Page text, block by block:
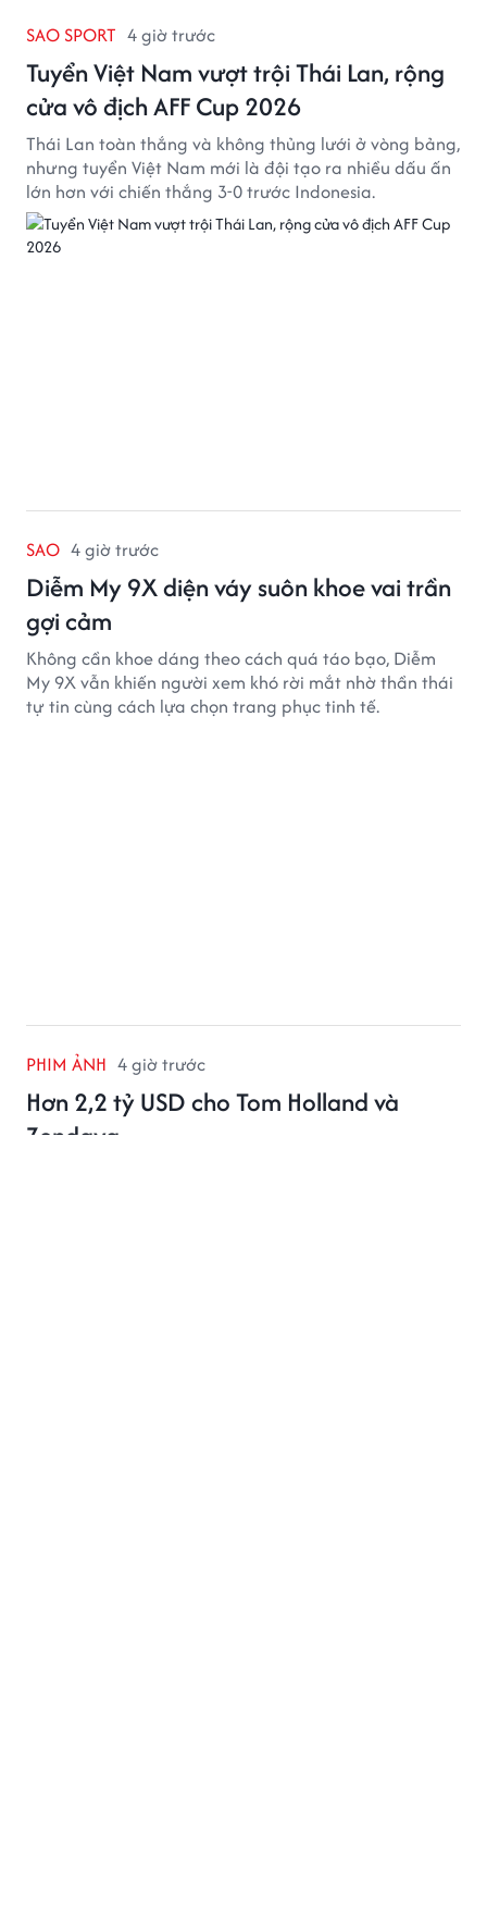
SAO SPORT 4 giờ trước
Tuyển Việt Nam vượt trội Thái Lan, rộng
cửa vô địch AFF Cup 2026
Thái Lan toàn thắng và không thủng lưới ở vòng bảng,
nhưng tuyển Việt Nam mới là đội tạo ra nhiều dấu ấn
lớn hơn với chiến thắng 3-0 trước Indonesia.
SAO 4 giờ trước
Diễm My 9X diện váy suôn khoe vai trần
gợi cảm
Không cần khoe dáng theo cách quá táo bạo, Diễm
My 9X vẫn khiến người xem khó rời mắt nhờ thần thái
tự tin cùng cách lựa chọn trang phục tinh tế.
PHIM ẢNH 4 giờ trước
Hơn 2,2 tỷ USD cho Tom Holland và
Zendaya